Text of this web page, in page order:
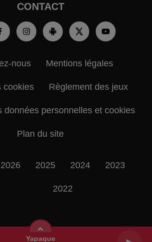
Yapaque
CONTACT
nous Mentions légales
cookies Règlement des jeux
données personnelles et cookies
Plan du site
2026 2025 2024 2023
2022